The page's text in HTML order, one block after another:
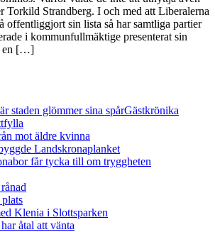
Torkild Strandberg. I och med att Liberalerna
offentliggjort sin lista så har samtliga partier
i kommunfullmäktige presenterat sin
en […]
staden glömmer sina spårGästkrönika
mot äldre kvinna
Landskronaplanket
får tycka till om tryggheten
Klenia i Slottsparken
åtal att vänta